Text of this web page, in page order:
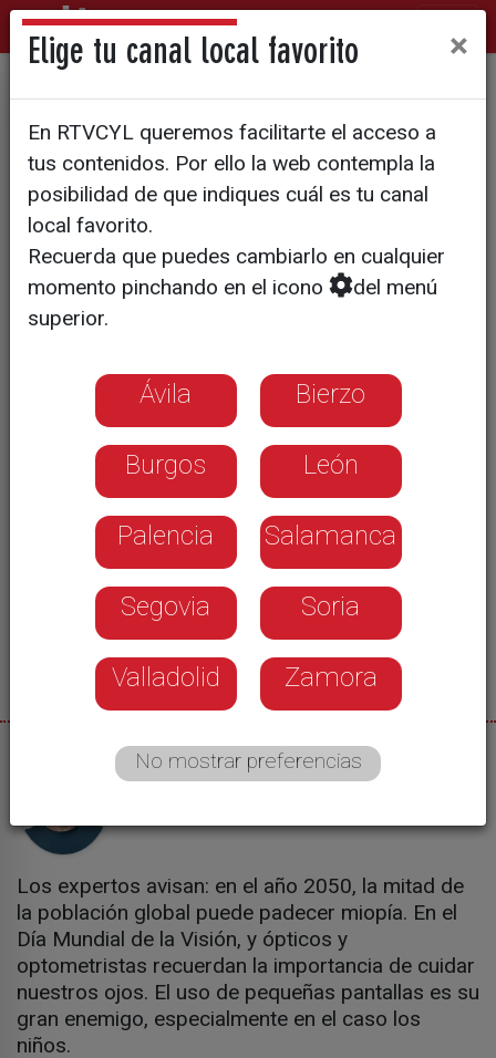
Hoy se conmemora el Día
Mundial de la Salud Visual
Según la Organización Mundial de la
Salud (OMS), hay cerca de 285 millones
de personas en el mundo con algún tipo
09/10/2025
Los expertos avisan: en el año 2050, la mitad de
la población global puede padecer miopía. En el
Día Mundial de la Visión, y ópticos y
optometristas recuerdan la importancia de cuidar
nuestros ojos. El uso de pequeñas pantallas es su
gran enemigo, especialmente en el caso los
niños.
Elige tu canal local favorito ×
En RTVCYL queremos facilitarte el acceso a
tus contenidos. Por ello la web contempla la
posibilidad de que indiques cuál es tu canal
local favorito.
Recuerda que puedes cambiarlo en cualquier
momento pinchando en el icono
del menú
superior.
Ávila Bierzo
Burgos León
Palencia Salamanca
Segovia Soria
Valladolid Zamora
No mostrar preferencias